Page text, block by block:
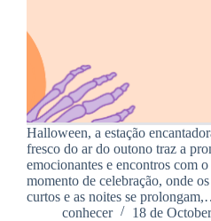
Halloween, a estação
fresco do ar do outono traz a
emocionantes e encontros com
momento de celebração, onde
curtos e as noites se
conhecer
18 de